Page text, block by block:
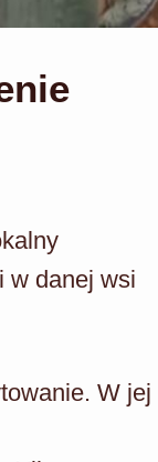
w danej wsi
W jej